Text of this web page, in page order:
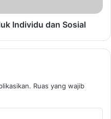
Individu dan Sosial
Ruas yang wajib